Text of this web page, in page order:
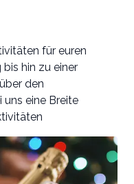
für euren
hin zu einer
den
eine Breite